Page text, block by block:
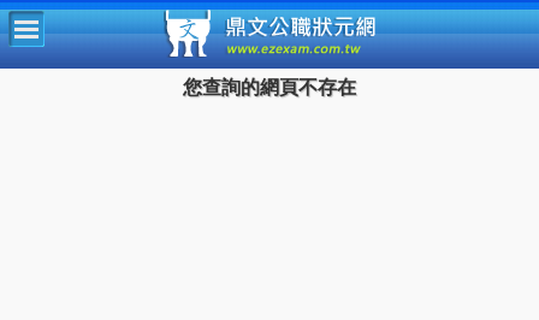
鼎文公
您查詢的網頁不存在